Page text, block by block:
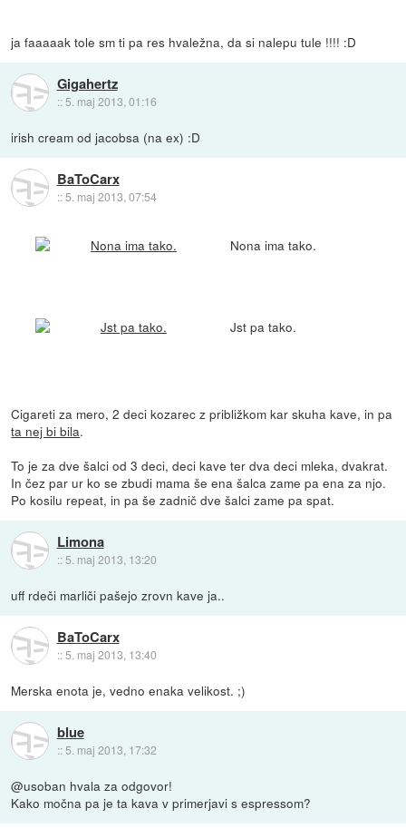
ja faaaaak tole sm ti pa res hvaležna, da si nalepu tule !!!! :D
Gigahertz
:: 5. maj 2013, 01:16
irish cream od jacobsa (na ex) :D
BaToCarx
::5. maj 2013, 07:54
Nona ima tako.
Jst pa tako.
Cigareti za mero, 2 deci kozarec z približkom kar skuha kave, in pa
ta nej bi bila.
To je za dve šalci od 3 deci, deci kave ter dva deci mleka, dvakrat.
In čez par ur ko se zbudi mama še ena šalca zame pa ena za njo.
Po kosilu repeat, in pa še zadnič dve šalci zame pa spat.
Limona
:: 5. maj 2013, 13:20
uff rdeči marliči pašejo zrovn kave ja..
BaToCarx
::5. maj 2013, 13:40
Merska enota je, vedno enaka velikost. ;)
blue
:: 5. maj 2013, 17:32
@usoban hvala za odgovor!
Kako močna pa je ta kava v primerjavi s espressom?